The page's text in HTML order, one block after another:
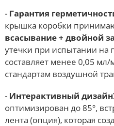
- Гарантия
крышка коробки
всасывание + двойной
утечки при испытании на
составляет менее 0,05 мл/
стандартам воздушной
- Интерактивный дизайн
оптимизирован до 85°,
лента (опция), которая